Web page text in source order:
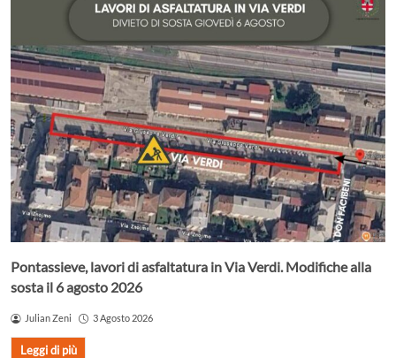
Pontassieve, lavori di asfaltatura in Via Verdi. Modifiche alla
sosta il 6 agosto 2026
Julian Zeni 3 Agosto 2026
Leggi di più